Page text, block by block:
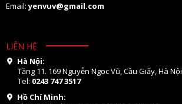
Email:yenvuv@gmail.com
LIÊN HỆ
Hà Nội:
Tầng 11. 169 Nguyễn Ngọc Vũ, Cầu Giấy, Hà Nội
Tel: 0243 747 3517
Hồ Chí Minh: